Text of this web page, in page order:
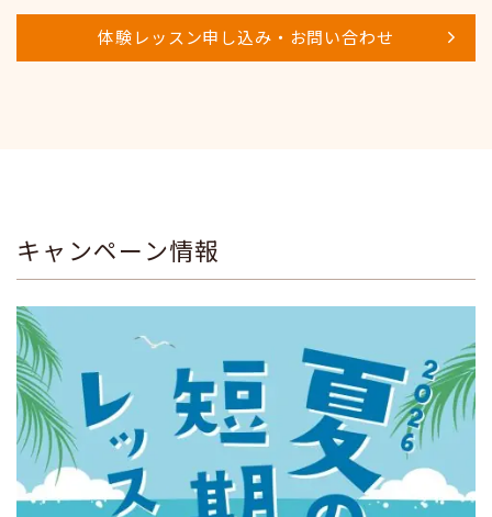
体験レッスン申し込み・お問い合わせ
キャンペーン情報